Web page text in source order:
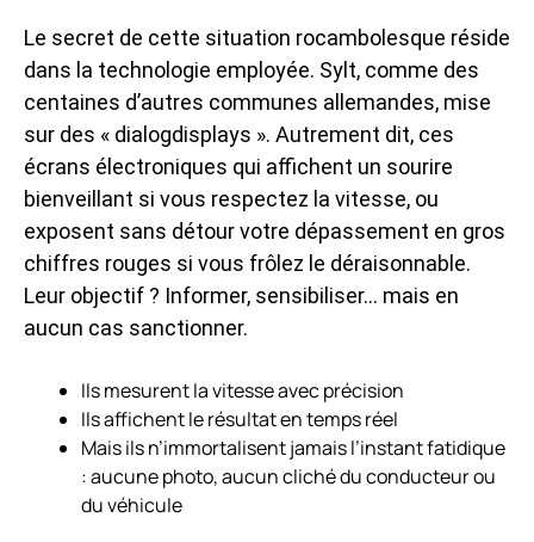
Le secret de cette situation rocambolesque réside
dans la technologie employée. Sylt, comme des
centaines d’autres communes allemandes, mise
sur des « dialogdisplays ». Autrement dit, ces
écrans électroniques qui affichent un sourire
bienveillant si vous respectez la vitesse, ou
exposent sans détour votre dépassement en gros
chiffres rouges si vous frôlez le déraisonnable.
Leur objectif ? Informer, sensibiliser… mais en
aucun cas sanctionner.
Ils mesurent la vitesse avec précision
Ils affichent le résultat en temps réel
Mais ils n’immortalisent jamais l’instant fatidique
: aucune photo, aucun cliché du conducteur ou
du véhicule